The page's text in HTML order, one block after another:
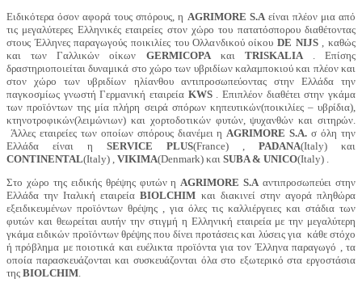
Ειδικότερα όσον αφορά τους σπόρους, η AGRIMORE S.A είναι πλέον μια από
τις μεγαλύτερες Ελληνικές εταιρείες στον χώρο του πατατόσπορου διαθέτοντας
στους Έλληνες παραγωγούς ποικιλίες του Ολλανδικού οίκου DE NIJS, καθώς
και των Γαλλικών οίκων GERMICOPAκαι TRISKALIA. Επίσης
δραστηριοποιείται δυναμικά στο χώρο των υβριδίων καλαμποκιού και πλέον και
στον χώρο των υβριδίων ηλίανθου αντιπροσωπεύοντας στην Ελλάδα την
παγκοσμίως γνωστή Γερμανική εταιρεία KWS. Επιπλέον διαθέτει στην γκάμα
των προϊόντων της μία πλήρη σειρά σπόρων κηπευτικών(ποικιλίες – υβρίδια),
κτηνοτροφικών(λειμώνιων) και χορτοδοτικών φυτών, ψυχανθών και σιτηρών.
Άλλες εταιρείες των οποίων σπόρους διανέμει η AGRIMORE S.A. σ όλη την
Ελλάδα είναι η SERVICE PLUS(France) , PADANA(Italy) και
CONTINENTAL(Italy) , VIKIMA(Denmark) και SUBA & UNICO(Italy) .
Στο χώρο της ειδικής θρέψης φυτών ηAGRIMORE S.Aαντιπροσωπεύει στην
Ελλάδα την Ιταλική εταιρείαBIOLCHIM και διακινεί στην αγορά πληθώρα
εξειδικευμένων προϊόντων θρέψης , για όλες τις καλλιέργειες και στάδια των
φυτών και θεωρείται αυτήν την στιγμή η Ελληνική εταιρεία με την μεγαλύτερη
γκάμα ειδικών προϊόντων θρέψης που δίνει προτάσεις και λύσεις για κάθε στόχο
ή πρόβλημα με ποιοτικά και ευέλικτα προϊόντα για τον Έλληνα παραγωγό , τα
οποία παρασκευάζονται και συσκευάζονται όλα στο εξωτερικό στα εργοστάσια
της BIOLCHIM.